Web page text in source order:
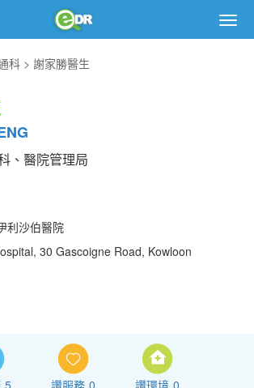
科 謝家勝醫生
、醫院管理局
利沙伯醫院
30 Gascoigne Road, Kowloon